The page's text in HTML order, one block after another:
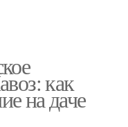
как
на даче